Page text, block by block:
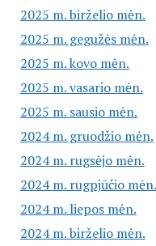
2025 m. birželio mėn.
2025 m. gegužės mėn.
2025 m. kovo mėn.
2025 m. vasario mėn.
2025 m. sausio mėn.
2024 m. gruodžio mėn.
2024 m. rugsėjo mėn.
2024 m. rugpjūčio mėn.
2024 m. liepos mėn.
2024 m. birželio mėn.